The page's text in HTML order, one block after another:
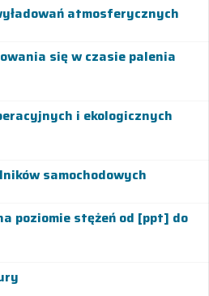
atmosferycznych
się w czasie palenia
i ekologicznych
samochodowych
poziomie stężeń od [ppt] do